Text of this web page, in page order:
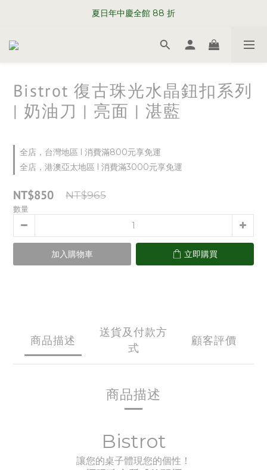
WELCOME TO SABRE PARIS
夏日年中慶全館 88 折
WELCOME TO SABRE PARIS
Bistrot 復古珠光水晶鈕扣系列
| 奶油刀 | 亮面 | 湛藍
全店，台灣地區 l 消費滿800元享免運
全店，港澳亞太地區 l 消費滿3000元享免運
NT$850 NT$965
數量
加入購物車 立即購買
商品描述
送貨及付款方
式
顧客評價
商品描述
Bistrot
讓您的桌子體現您的個性！